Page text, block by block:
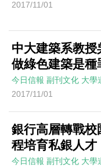
2017/11/01
中大建築系教授
做綠色建築是種
今日信報 副刊文化 大學
2017/11/01
銀行高層轉戰校
程培育私銀人才
今日信報 副刊文化 大學